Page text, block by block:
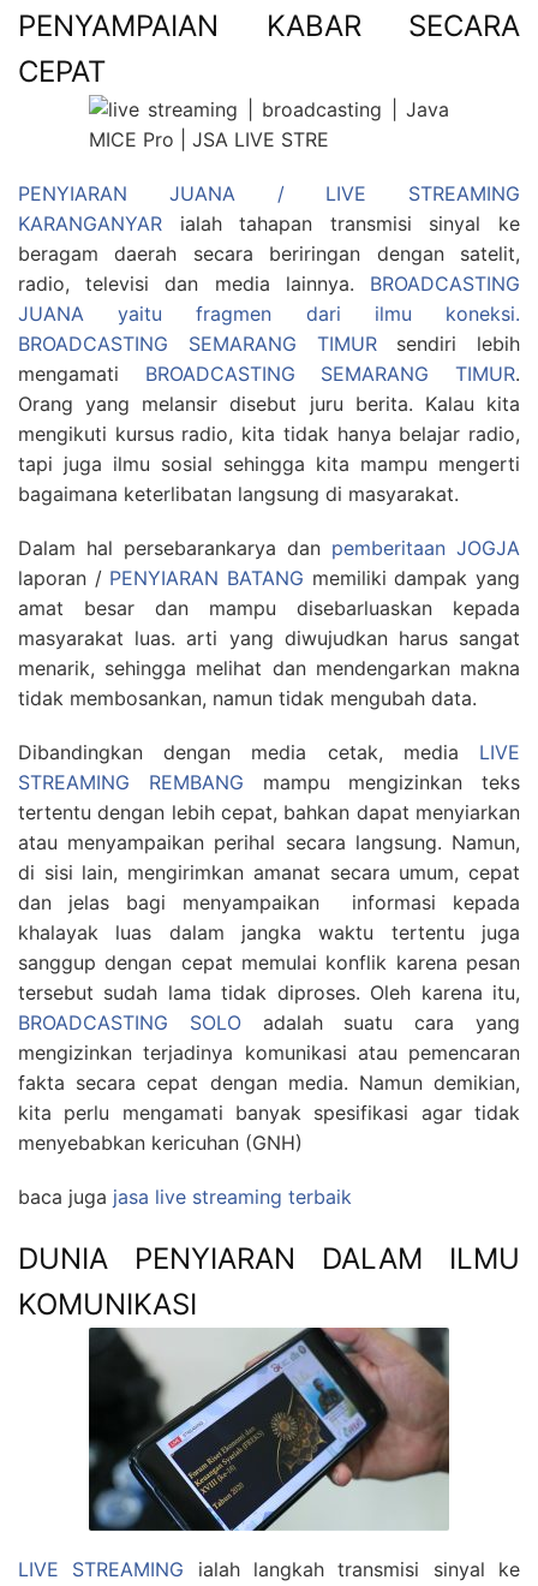
PENYAMPAIAN KABAR SECARA
CEPAT
PENYIARAN JUANA / LIVE STREAMING
KARANGANYAR ialah tahapan transmisi sinyal ke
beragam daerah secara beriringan dengan satelit,
radio, televisi dan media lainnya. BROADCASTING
JUANA yaitu fragmen dari ilmu koneksi.
BROADCASTING SEMARANG TIMURsendiri lebih
mengamati BROADCASTING SEMARANG TIMUR.
Orang yang melansir disebut juru berita. Kalau kita
mengikuti kursus radio, kita tidak hanya belajar radio,
tapi juga ilmu sosial sehingga kita mampu mengerti
bagaimana keterlibatan langsung di masyarakat.
Dalam hal persebarankarya dan pemberitaan JOGJA
laporan / PENYIARAN BATANG memiliki dampak yang
amat besar dan mampu disebarluaskan kepada
masyarakat luas. arti yang diwujudkan harus sangat
menarik, sehingga melihat dan mendengarkan makna
tidak membosankan, namun tidak mengubah data.
Dibandingkan dengan media cetak, media LIVE
STREAMING REMBANG mampu mengizinkan teks
tertentu dengan lebih cepat, bahkan dapat menyiarkan
atau menyampaikan perihal secara langsung. Namun,
di sisi lain, mengirimkan amanat secara umum, cepat
dan jelas bagi menyampaikan informasi kepada
khalayak luas dalam jangka waktu tertentu juga
sanggup dengan cepat memulai konflik karena pesan
tersebut sudah lama tidak diproses. Oleh karena itu,
BROADCASTING SOLOadalah suatu cara yang
mengizinkan terjadinya komunikasi atau pemencaran
fakta secara cepat dengan media. Namun demikian,
kita perlu mengamati banyak spesifikasi agar tidak
menyebabkan kericuhan (GNH)
baca juga jasa live streaming terbaik
DUNIA PENYIARAN DALAM ILMU
KOMUNIKASI
LIVE STREAMING ialah langkah transmisi sinyal ke